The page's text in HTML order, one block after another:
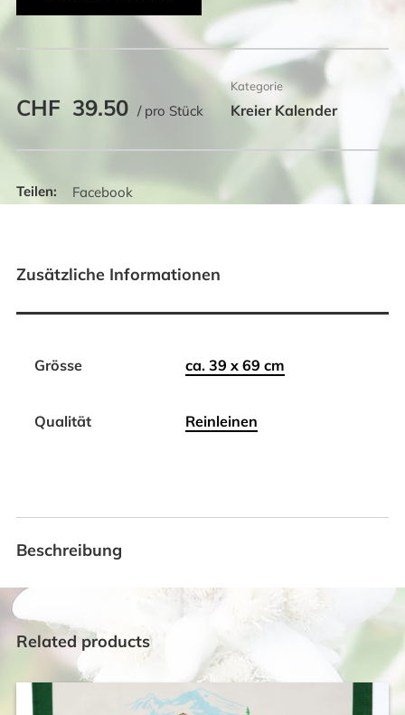
CHF 39.50 / pro Stück
Kategorie
Kreier Kalender
Facebook
Zusätzliche Informationen
Grösse ca. 39 x 69 cm
Qualität Reinleinen
Beschreibung
Related products